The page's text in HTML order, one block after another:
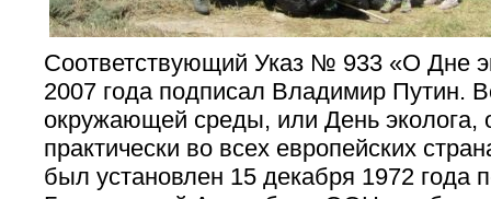
Соответствующий Указ № 933 «О Дне
2007 года подписал Владимир Путин.
окружающей среды, или День эколога,
практически во всех европейских
был установлен 15 декабря 1972 года